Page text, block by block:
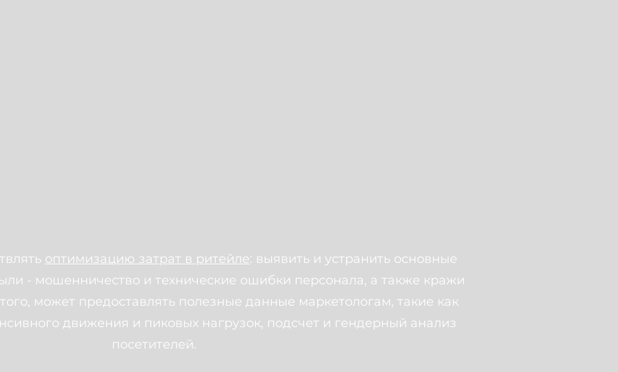
оптимизацию затрат в ритейле: выявить и устранить основные
- мошенничество и технические ошибки персонала, а также кражи
может предоставлять полезные данные маркетологам, такие как
движения и пиковых нагрузок, подсчет и гендерный анализ
посетителей.